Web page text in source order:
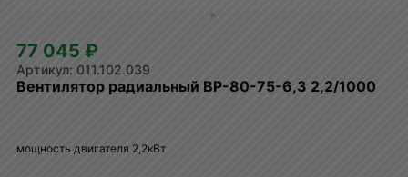
77 045 ₽
011.102.039
Вентилятор радиальный ВР-80-75-6,3 2,2/1000
мощность двигателя 2,2кВт